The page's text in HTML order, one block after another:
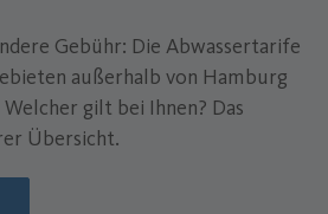
Gebühr: Die Abwassertarife
außerhalb von Hamburg
gilt bei Ihnen? Das
Übersicht.